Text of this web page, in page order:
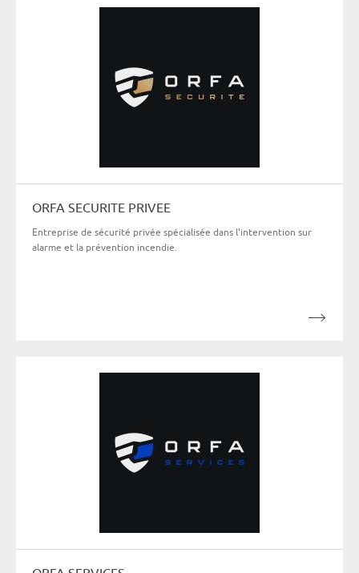
ORFA SECURITE PRIVEE
Entreprise de sécurité privée spécialisée dans l'intervention sur
alarme et la prévention incendie.